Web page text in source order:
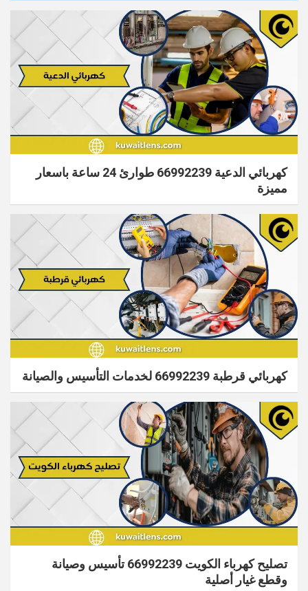
كهربائي الدعية 66992239 طوارئ 24 ساعة باسعار
مميزة
كهربائي قرطبة 66992239 لخدمات التأسيس والصيانة
تصليح كهرباء الكويت 66992239 تأسيس وصيانة
وقطع غيار أصلية